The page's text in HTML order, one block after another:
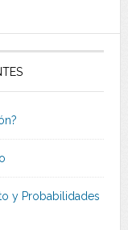
y Probabilidades